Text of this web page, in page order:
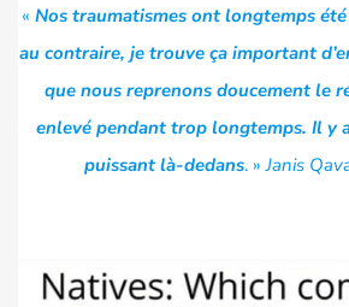
« Nos traumatismes ont longtemps
au contraire, je trouve ça important
que nous reprenons doucement le
enlevé pendant trop longtemps. Il y
puissant là-dedans. » Janis